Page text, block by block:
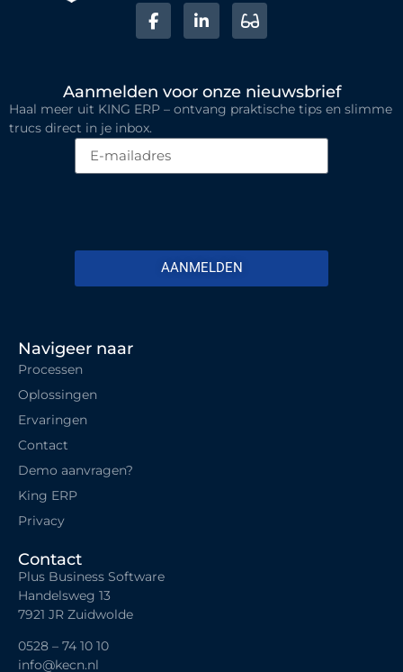
Aanmelden voor onze nieuwsbrief
Haal meer uit KING ERP – ontvang praktische tips en slimme
trucs direct in je inbox.
AANMELDEN
Navigeer naar
Processen
Oplossingen
Ervaringen
Contact
Demo aanvragen?
King ERP
Privacy
Contact
Plus Business Software
Handelsweg 13
7921 JR Zuidwolde
0528 – 74 10 10
info@kecn.nl